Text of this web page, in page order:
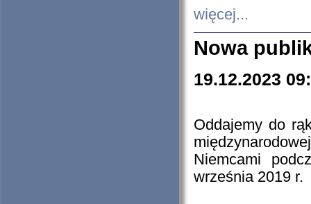
więcej...
Nowa
19.12.2023
Oddajemy do
Niemcami
września 2019 r.